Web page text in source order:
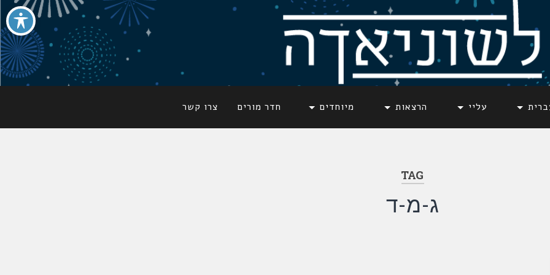
עליי הרצאות מיוחדים חדר מורים צרו קשר
TAG
ג-מ-ד